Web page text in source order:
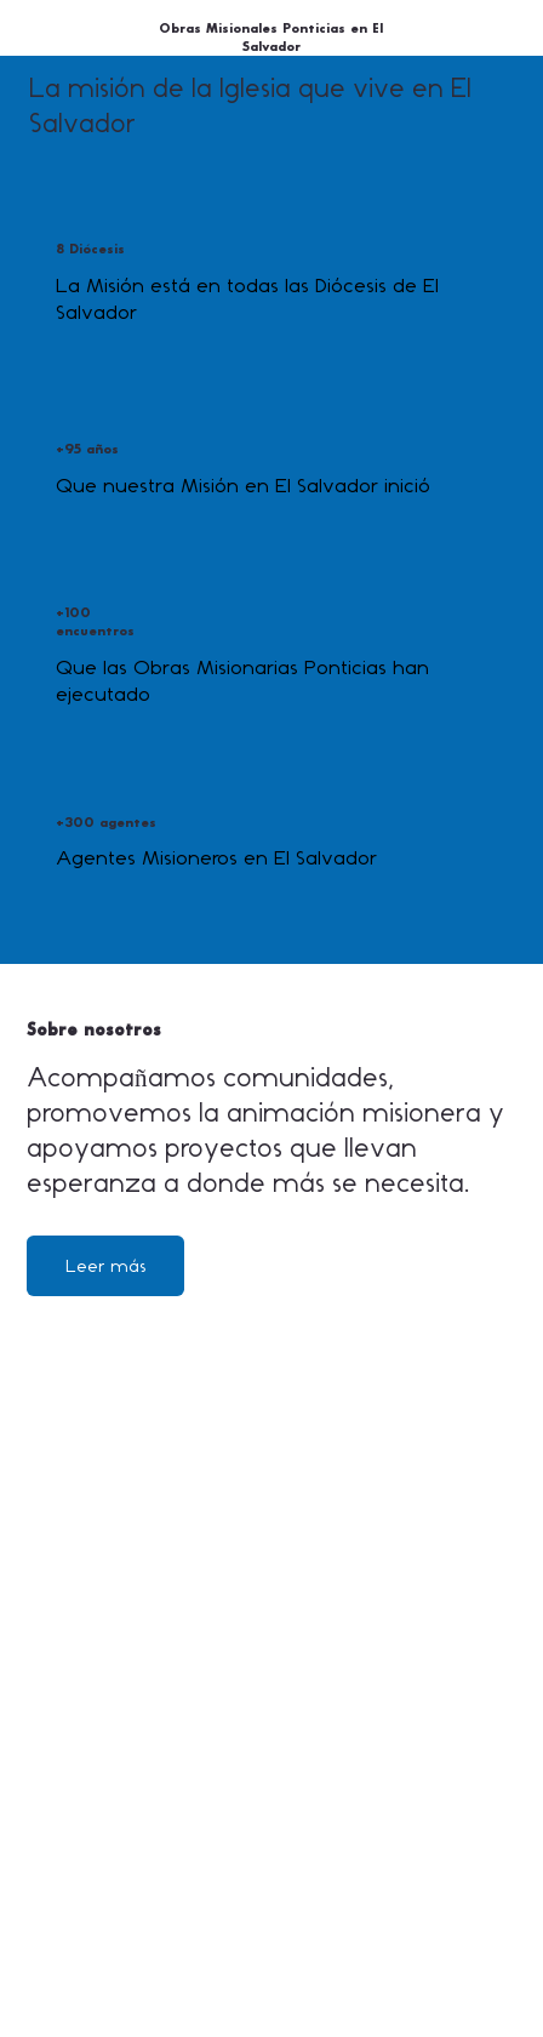
Obras Misionales Ponticias en El
Salvador
La misión de la Iglesia que vive en El
Salvador
La Misión está en todas las Diócesis de El
Salvador
8 Diócesis
Que nuestra Misión en El Salvador inició
+95 años
Que las Obras Misionarias Ponticias han
ejecutado
+100
encuentros
Agentes Misioneros en El Salvador
+300 agentes
Sobre nosotros
Acompañamos comunidades,
promovemos la animación misionera y
apoyamos proyectos que llevan
esperanza a donde más se necesita.
Leer más